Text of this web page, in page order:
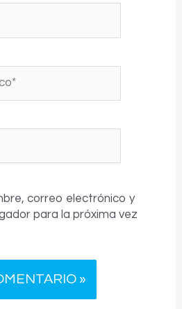
correo electrónico y
para la próxima vez